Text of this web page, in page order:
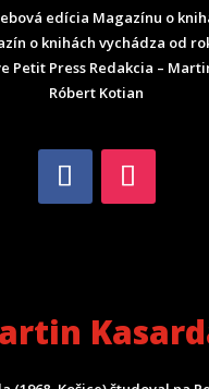
edícia Magazínu o
o knihách vychádza od
Petit Press Redakcia –
Róbert Kotian